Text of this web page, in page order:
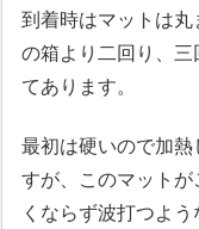
到着時はマットは
の箱より二回り、
てあります。
最初は硬いので加
すが、このマット
くならず波打つよう